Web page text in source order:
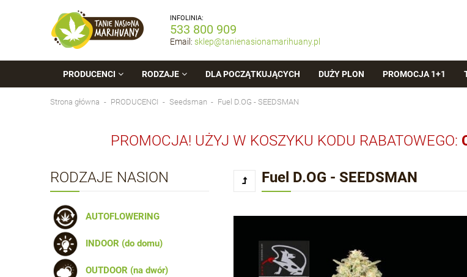
INFOLINIA:
533 800 909
Email: sklep@tanienasionamarihuany.pl
PRODUCENCI RODZAJE DLA POCZĄTKUJĄCYCH DUŻY PLON PROMOCJA 1+1
Strona główna PRODUCENCI Seedsman Fuel D.OG - SEEDSMAN
PROMOCJA! UŻYJ W KOSZYKU KODU RABATOWEGO:
RODZAJE NASION
AUTOFLOWERING
INDOOR (do domu)
OUTDOOR (na dwór)
Fuel D.OG - SEEDSMAN